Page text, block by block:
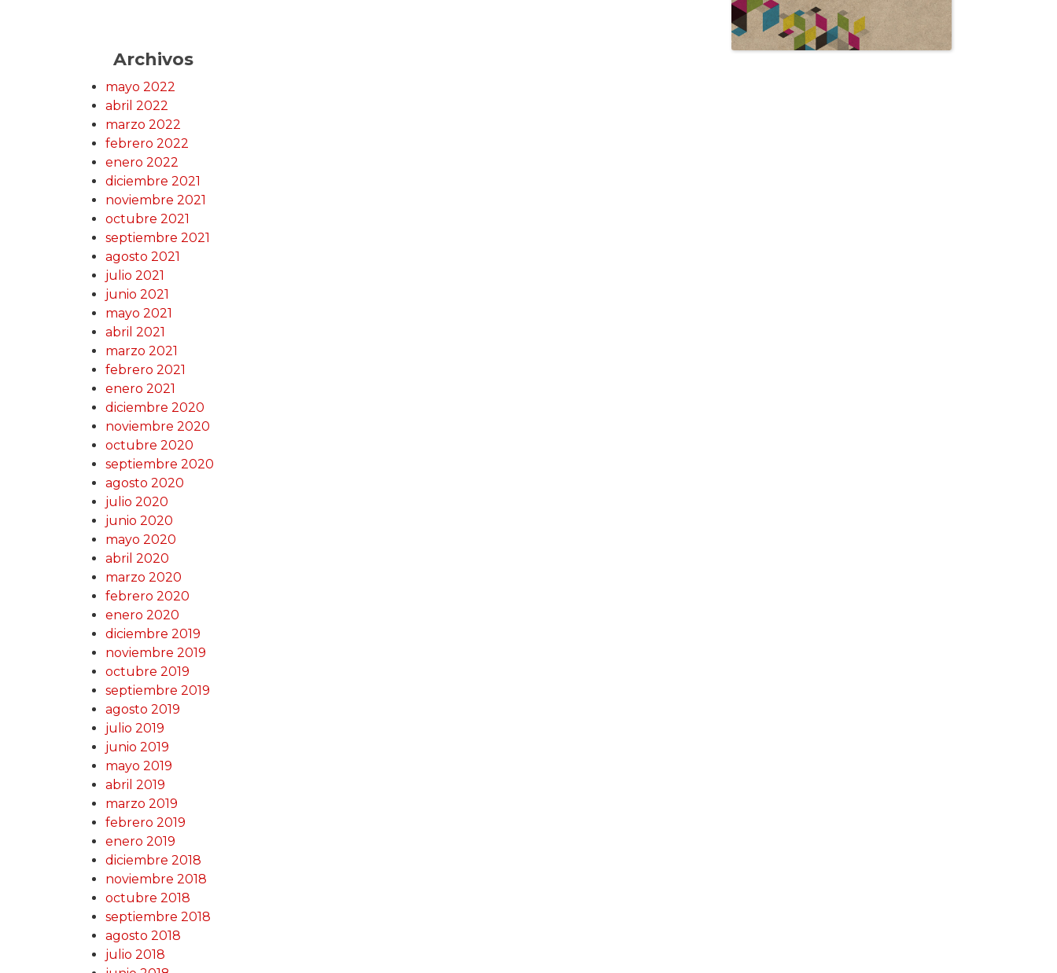
Archivos
mayo 2022
abril 2022
marzo 2022
febrero 2022
enero 2022
diciembre 2021
noviembre 2021
octubre 2021
septiembre 2021
agosto 2021
julio 2021
junio 2021
mayo 2021
abril 2021
marzo 2021
febrero 2021
enero 2021
diciembre 2020
noviembre 2020
octubre 2020
septiembre 2020
agosto 2020
julio 2020
junio 2020
mayo 2020
abril 2020
marzo 2020
febrero 2020
enero 2020
diciembre 2019
noviembre 2019
octubre 2019
septiembre 2019
agosto 2019
julio 2019
junio 2019
mayo 2019
abril 2019
marzo 2019
febrero 2019
enero 2019
diciembre 2018
noviembre 2018
octubre 2018
septiembre 2018
agosto 2018
julio 2018